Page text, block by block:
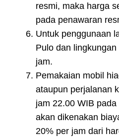
resmi, maka harga
pada penawaran
Untuk penggunaan
Pulo dan
jam.
Pemakaian mobil
ataupun perjalanan
jam 22.00 WIB
akan dikenakan
20% per jam dari